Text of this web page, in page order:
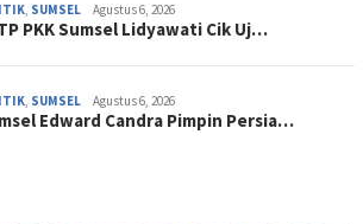
, SUMSEL Agustus 6, 2026
PKK Sumsel Lidyawati Cik Uj…
, SUMSEL Agustus 6, 2026
Edward Candra Pimpin Persia…